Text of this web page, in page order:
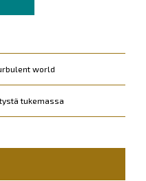
world
tukemassa